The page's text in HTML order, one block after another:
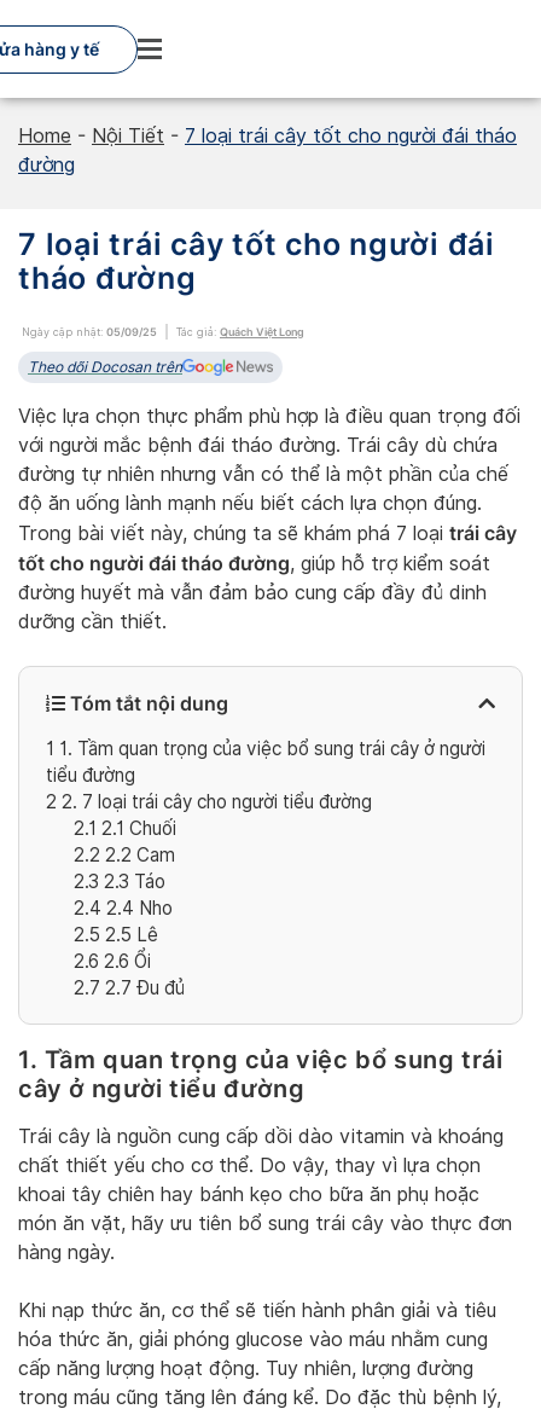
to
content
hàng y tế
Home - Nội Tiết - 7 loại trái cây tốt cho người đái tháo
đường
7 loại trái cây tốt cho người đái
tháo đường
Ngày cập nhật: 05/09/25 Tác giả: Quách Việt Long
Theo dõi Docosan trên
Việc lựa chọn thực phẩm phù hợp là điều quan trọng đối
với người mắc bệnh đái tháo đường. Trái cây dù chứa
đường tự nhiên nhưng vẫn có thể là một phần của chế
độ ăn uống lành mạnh nếu biết cách lựa chọn đúng.
Trong bài viết này, chúng ta sẽ khám phá 7 loại trái cây
tốt cho người đái tháo đường, giúp hỗ trợ kiểm soát
đường huyết mà vẫn đảm bảo cung cấp đầy đủ dinh
dưỡng cần thiết.
Tóm tắt nội dung
1 1. Tầm quan trọng của việc bổ sung trái cây ở người
tiểu đường
2 2. 7 loại trái cây cho người tiểu đường
2.1 2.1 Chuối
2.2 2.2 Cam
2.3 2.3 Táo
2.4 2.4 Nho
2.5 2.5 Lê
2.6 2.6 Ổi
2.7 2.7 Đu đủ
1. Tầm quan trọng của việc bổ sung trái
cây ở người tiểu đường
Trái cây là nguồn cung cấp dồi dào vitamin và khoáng
chất thiết yếu cho cơ thể. Do vậy, thay vì lựa chọn
khoai tây chiên hay bánh kẹo cho bữa ăn phụ hoặc
món ăn vặt, hãy ưu tiên bổ sung trái cây vào thực đơn
hàng ngày.
Khi nạp thức ăn, cơ thể sẽ tiến hành phân giải và tiêu
hóa thức ăn, giải phóng glucose vào máu nhằm cung
cấp năng lượng hoạt động. Tuy nhiên, lượng đường
trong máu cũng tăng lên đáng kể. Do đặc thù bệnh lý,